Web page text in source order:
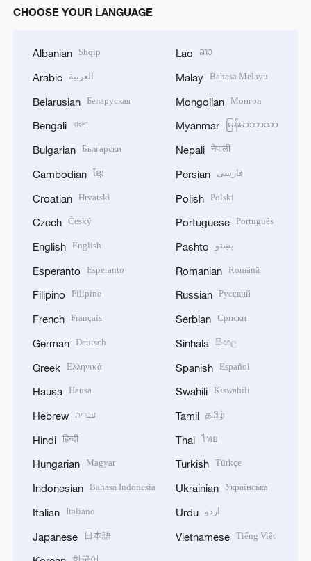
CHOOSE YOUR LANGUAGE
Albanian Shqip
Arabic العربية
Belarusian Беларуская
Bengali বাংলা
Bulgarian Български
Cambodian ខ្មែរ
Croatian Hrvatski
Czech Český
English English
Esperanto Esperanto
Filipino Filipino
French Français
German Deutsch
Greek Ελληνικά
Hausa Hausa
Hebrew עברית
Hindi हिन्दी
Hungarian Magyar
Indonesian Bahasa Indonesia
Italian Italiano
Japanese 日本語
Lao ລາວ
Malay Bahasa Melayu
Mongolian Монгол
Myanmar မြန်မာဘာသာ
Nepali नेपाली
Persian فارسی
Polish Polski
Portuguese Português
Pashto پښتو
Romanian Română
Russian Русский
Serbian Српски
Sinhala සිංහල
Spanish Español
Swahili Kiswahili
Tamil தமிழ்
Thai ไทย
Turkish Türkçe
Ukrainian Українська
Urdu اردو
Vietnamese Tiếng Việt